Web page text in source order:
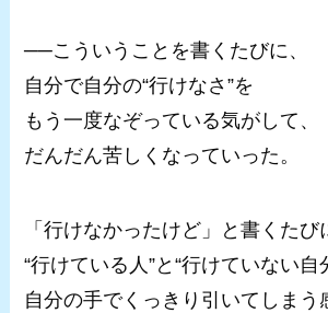
──こういうことを書くたびに、
自分で自分の“行けなさ”を
もう一度なぞっている気がして、
だんだん苦しくなっていった。
「行けなかったけど」と書くたび
“行けている人”と“行けていない自
自分の手でくっきり引いてしまう